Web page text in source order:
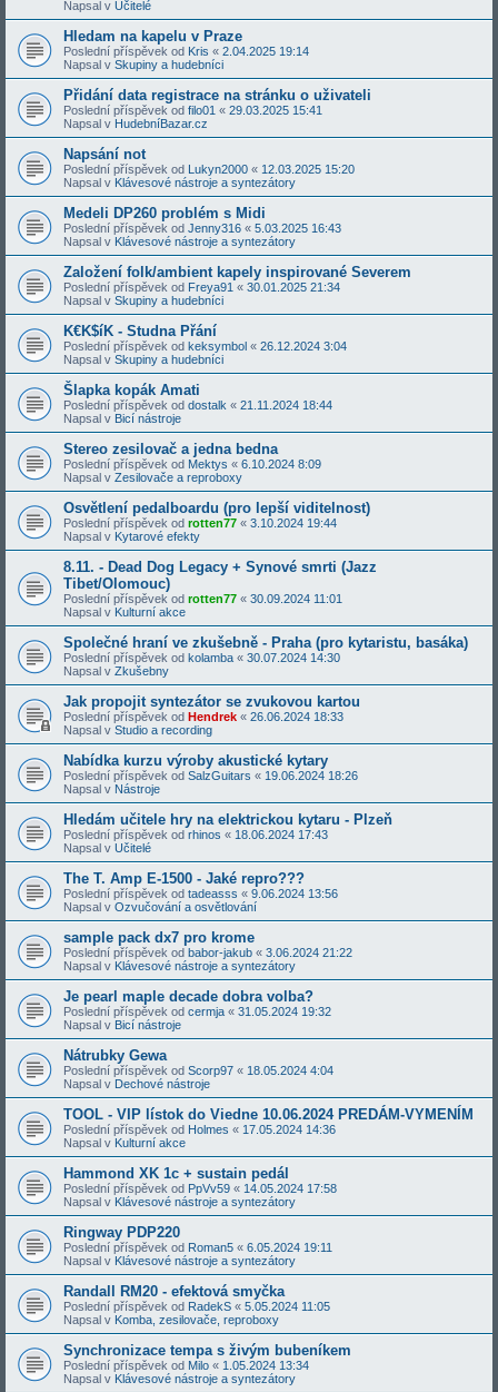
Napsal v Učitelé
Hledam na kapelu v Praze
Poslední příspěvek od Kris « 2.04.2025 19:14
Napsal v Skupiny a hudebníci
Přidání data registrace na stránku o uživateli
Poslední příspěvek od filo01 « 29.03.2025 15:41
Napsal v HudebníBazar.cz
Napsání not
Poslední příspěvek od Lukyn2000 « 12.03.2025 15:20
Napsal v Klávesové nástroje a syntezátory
Medeli DP260 problém s Midi
Poslední příspěvek od Jenny316 « 5.03.2025 16:43
Napsal v Klávesové nástroje a syntezátory
Založení folk/ambient kapely inspirované Severem
Poslední příspěvek od Freya91 « 30.01.2025 21:34
Napsal v Skupiny a hudebníci
K€K$íK - Studna Přání
Poslední příspěvek od keksymbol « 26.12.2024 3:04
Napsal v Skupiny a hudebníci
Šlapka kopák Amati
Poslední příspěvek od dostalk « 21.11.2024 18:44
Napsal v Bicí nástroje
Stereo zesilovač a jedna bedna
Poslední příspěvek od Mektys « 6.10.2024 8:09
Napsal v Zesilovače a reproboxy
Osvětlení pedalboardu (pro lepší viditelnost)
Poslední příspěvek od rotten77 « 3.10.2024 19:44
Napsal v Kytarové efekty
8.11. - Dead Dog Legacy + Synové smrti (Jazz
Tibet/Olomouc)
Poslední příspěvek od rotten77 « 30.09.2024 11:01
Napsal v Kulturní akce
Společné hraní ve zkušebně - Praha (pro kytaristu, basáka)
Poslední příspěvek od kolamba « 30.07.2024 14:30
Napsal v Zkušebny
Jak propojit syntezátor se zvukovou kartou
Poslední příspěvek od Hendrek « 26.06.2024 18:33
Napsal v Studio a recording
Nabídka kurzu výroby akustické kytary
Poslední příspěvek od SalzGuitars « 19.06.2024 18:26
Napsal v Nástroje
Hledám učitele hry na elektrickou kytaru - Plzeň
Poslední příspěvek od rhinos « 18.06.2024 17:43
Napsal v Učitelé
The T. Amp E-1500 - Jaké repro???
Poslední příspěvek od tadeasss « 9.06.2024 13:56
Napsal v Ozvučování a osvětlování
sample pack dx7 pro krome
Poslední příspěvek od babor-jakub « 3.06.2024 21:22
Napsal v Klávesové nástroje a syntezátory
Je pearl maple decade dobra volba?
Poslední příspěvek od cermja « 31.05.2024 19:32
Napsal v Bicí nástroje
Nátrubky Gewa
Poslední příspěvek od Scorp97 « 18.05.2024 4:04
Napsal v Dechové nástroje
TOOL - VIP lístok do Viedne 10.06.2024 PREDÁM-VYMENÍM
Poslední příspěvek od Holmes « 17.05.2024 14:36
Napsal v Kulturní akce
Hammond XK 1c + sustain pedál
Poslední příspěvek od PpVv59 « 14.05.2024 17:58
Napsal v Klávesové nástroje a syntezátory
Ringway PDP220
Poslední příspěvek od Roman5 « 6.05.2024 19:11
Napsal v Klávesové nástroje a syntezátory
Randall RM20 - efektová smyčka
Poslední příspěvek od RadekS « 5.05.2024 11:05
Napsal v Komba, zesilovače, reproboxy
Synchronizace tempa s živým bubeníkem
Poslední příspěvek od Milo « 1.05.2024 13:34
Napsal v Klávesové nástroje a syntezátory